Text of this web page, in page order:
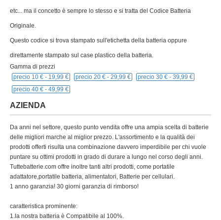
etc... ma il concetto è sempre lo stesso e si tratta del Codice Batteria
Originale.
Questo codice si trova stampato sull'etichetta della batteria oppure
direttamente stampato sul case plastico della batteria.
Gamma di prezzi
precio 10 € - 19,99 € precio 20 € - 29,99 € precio 30 € - 39,99 €
precio 40 € - 49,99 €
AZIENDA
Da anni nel settore, questo punto vendita offre una ampia scelta di batterie
delle migliori marche al miglior prezzo. L'assortimento e la qualità dei
prodotti offerti risulta una combinazione davvero imperdibile per chi vuole
puntare su ottimi prodotti in grado di durare a lungo nel corso degli anni.
Tuttebatterie.com offre inoltre tanti altri prodotti, come portatile
adattatore,portatile batteria, alimentatori, Batterie per cellulari.
1 anno garanzia! 30 giorni garanzia di rimborso!
caratteristica prominente:
1.la nostra batteria è Compatibile al 100%.